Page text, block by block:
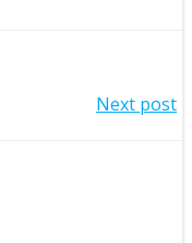
Next post